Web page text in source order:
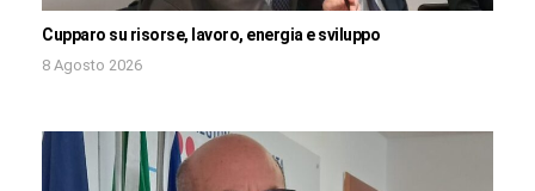
Cupparo su risorse, lavoro, energia e sviluppo
8 Agosto 2026